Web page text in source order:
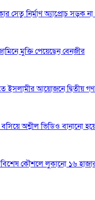
সেতু নির্মাণ অ্যাপ্রোচ সড়ক
মুক্তি পেয়েছেন বেনজীর
ইসলামীর আয়োজনে দ্বিতীয়
অশ্লীল ভিডিও বানানো
বিশেষ কৌশলে লুকানো ১৬